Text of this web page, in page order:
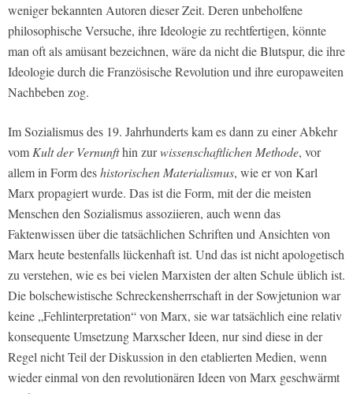
weniger bekannten Autoren dieser Zeit. Deren unbeholfene
philosophische Versuche, ihre Ideologie zu rechtfertigen, könnte
man oft als amüsant bezeichnen, wäre da nicht die Blutspur, die ihre
Ideologie durch die Französische Revolution und ihre europaweiten
Nachbeben zog.
Im Sozialismus des 19. Jahrhunderts kam es dann zu einer Abkehr
vom Kult der Vernunfthin zurwissenschaftlichen Methode, vor
allem in Form deshistorischen Materialismus, wie er von Karl
Marx propagiert wurde. Das ist die Form, mit der die meisten
Menschen den Sozialismus assoziieren, auch wenn das
Faktenwissen über die tatsächlichen Schriften und Ansichten von
Marx heute bestenfalls lückenhaft ist. Und das ist nicht apologetisch
zu verstehen, wie es bei vielen Marxisten der alten Schule üblich ist.
Die bolschewistische Schreckensherrschaft in der Sowjetunion war
keine „Fehlinterpretation“ von Marx, sie war tatsächlich eine relativ
konsequente Umsetzung Marxscher Ideen, nur sind diese in der
Regel nicht Teil der Diskussion in den etablierten Medien, wenn
wieder einmal von den revolutionären Ideen von Marx geschwärmt